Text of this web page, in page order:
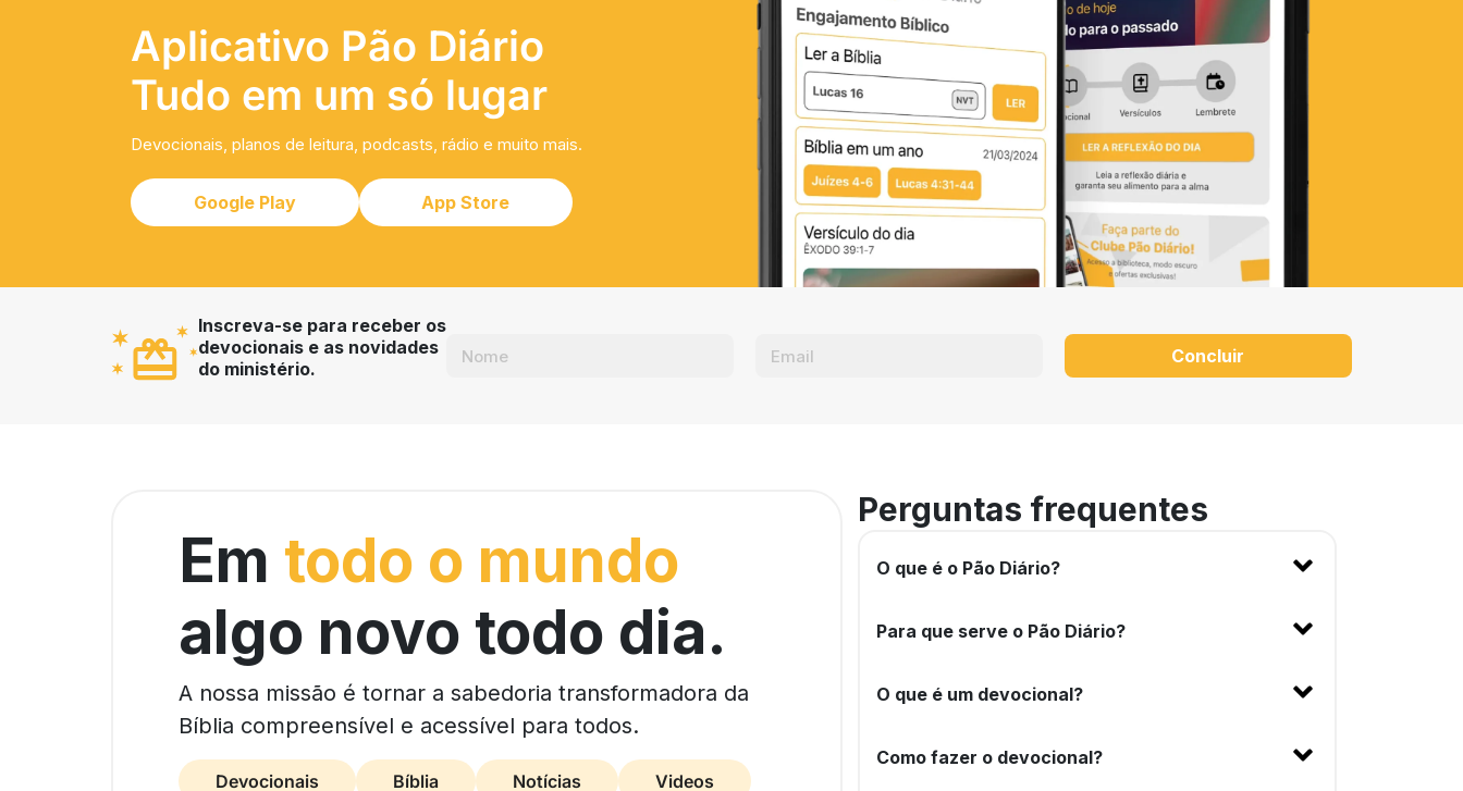
Aplicativo Pão Diário
Tudo em um só lugar
Devocionais, planos de leitura, podcasts, rádio e muito mais.
Google Play App Store
Inscreva-se para receber os
devocionais e as novidades
do ministério.
Concluir
Em todo o mundo
algo novo todo dia.
A nossa missão é tornar a sabedoria transformadora da
Bíblia compreensível e acessível para todos.
Devocionais Bíblia Notícias Videos
Perguntas frequentes
O que é o Pão Diário?
Para que serve o Pão Diário?
O que é um devocional?
Como fazer o devocional?